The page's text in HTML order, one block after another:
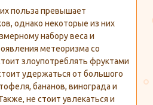
польза превышает
однако некоторые из них
набору веса и
метеоризма со
злоупотреблять фруктами
удержаться от большого
бананов, винограда и
не стоит увлекаться и